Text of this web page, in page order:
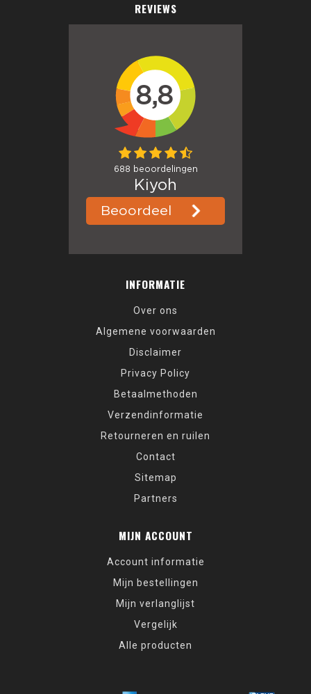
REVIEWS
INFORMATIE
Over ons
Algemene voorwaarden
Disclaimer
Privacy Policy
Betaalmethoden
Verzendinformatie
Retourneren en ruilen
Contact
Sitemap
Partners
MIJN ACCOUNT
Account informatie
Mijn bestellingen
Mijn verlanglijst
Vergelijk
Alle producten